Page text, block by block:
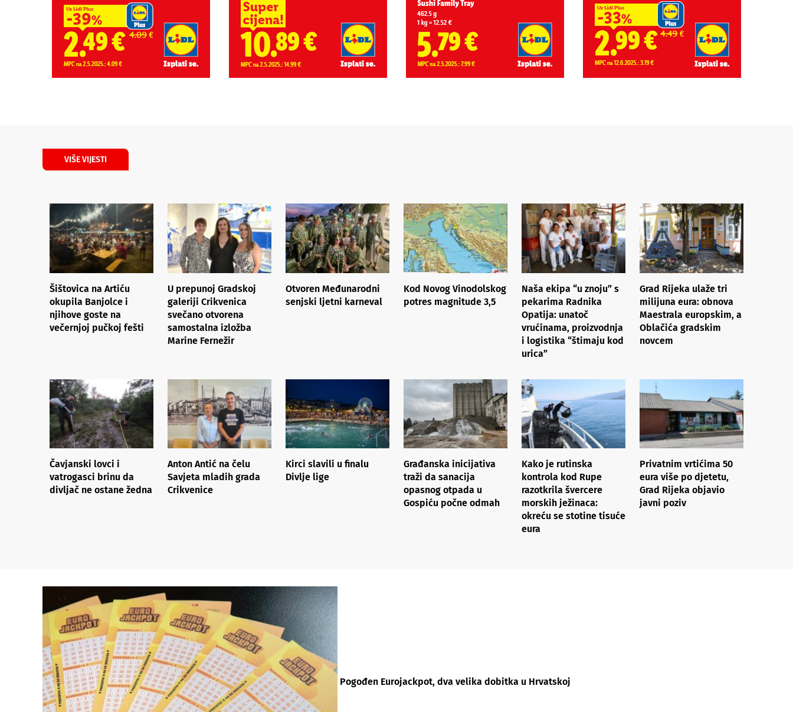
VIŠE VIJESTI
Šištovica na Artiću
okupila Banjolce i
njihove goste na
večernjoj pučkoj fešti
U prepunoj Gradskoj
galeriji Crikvenica
svečano otvorena
samostalna izložba
Marine Fernežir
Otvoren Međunarodni
senjski ljetni karneval
Kod Novog Vinodolskog
potres magnitude 3,5
Naša ekipa “u znoju” s
pekarima Radnika
Opatija: unatoč
vrućinama, proizvodnja
i logistika “štimaju kod
urica”
Grad Rijeka ulaže tri
milijuna eura: obnova
Maestrala europskim, a
Oblačića gradskim
novcem
Čavjanski lovci i
vatrogasci brinu da
divljač ne ostane žedna
Anton Antić na čelu
Savjeta mladih grada
Crikvenice
Kirci slavili u finalu
Divlje lige
Građanska inicijativa
traži da sanacija
opasnog otpada u
Gospiću počne odmah
Kako je rutinska
kontrola kod Rupe
razotkrila švercere
morskih ježinaca:
okreću se stotine tisuće
eura
Privatnim vrtićima 50
eura više po djetetu,
Grad Rijeka objavio
javni poziv
Pogođen Eurojackpot, dva velika dobitka u Hrvatskoj